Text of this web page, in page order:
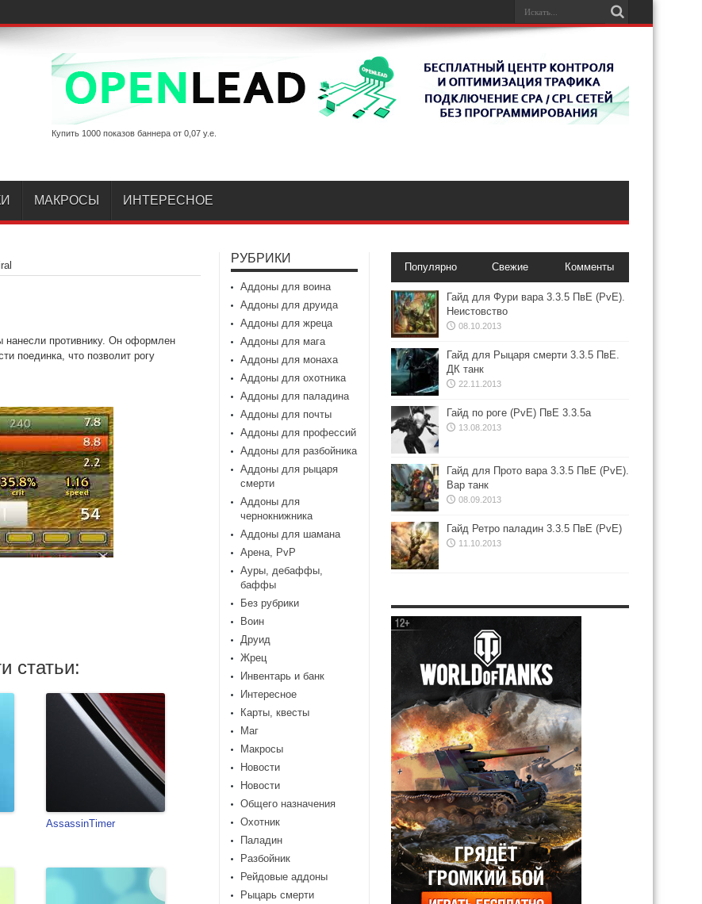
Купить 1000 показов баннера от 0,07 у.е.
МАКРОСЫ ИНТЕРЕСНОЕ
нанесли противнику. Он оформлен
поединка, что позволит рогу
статьи:
AssassinTimer
РУБРИКИ
Аддоны для воина
Аддоны для друида
Аддоны для жреца
Аддоны для мага
Аддоны для монаха
Аддоны для охотника
Аддоны для паладина
Аддоны для почты
Аддоны для профессий
Аддоны для разбойника
Аддоны для рыцаря
смерти
Аддоны для
чернокнижника
Аддоны для шамана
Арена, PvP
Ауры, дебаффы,
баффы
Без рубрики
Воин
Друид
Жрец
Инвентарь и банк
Интересное
Карты, квесты
Маг
Макросы
Новости
Новости
Общего назначения
Охотник
Паладин
Разбойник
Рейдовые аддоны
Рыцарь смерти
Популярно Свежие Комменты
Гайд для Фури вара 3.3.5 ПвЕ (PvE).
Неистовство
08.10.2013
Гайд для Рыцаря смерти 3.3.5 ПвЕ.
ДК танк
22.11.2013
Гайд по роге (PvE) ПвЕ 3.3.5а
13.08.2013
Гайд для Прото вара 3.3.5 ПвЕ (PvE).
Вар танк
08.09.2013
Гайд Ретро паладин 3.3.5 ПвЕ (PvE)
11.10.2013